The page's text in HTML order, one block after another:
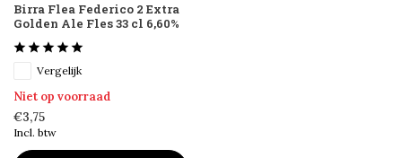
Birra Flea Federico 2 Extra
Golden Ale Fles 33 cl 6,60%
Vergelijk
Niet op voorraad
€3,75
Incl. btw